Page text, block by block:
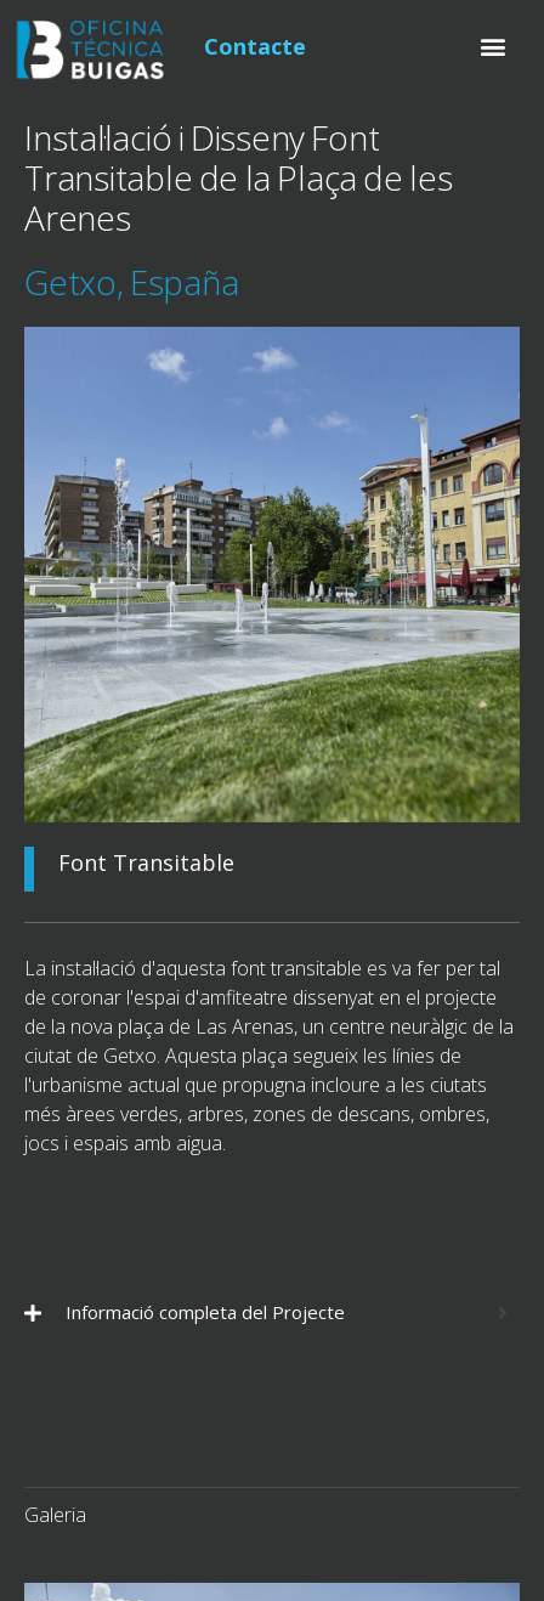
Contacte
Instal·lació i Disseny Font
Transitable de la Plaça de les
Arenes
Getxo, España
Font Transitable
La instal·lació d'aquesta font transitable es va fer per tal
de coronar l'espai d'amfiteatre dissenyat en el projecte
de la nova plaça de Las Arenas, un centre neuràlgic de la
ciutat de Getxo. Aquesta plaça segueix les línies de
l'urbanisme actual que propugna incloure a les ciutats
més àrees verdes, arbres, zones de descans, ombres,
jocs i espais amb aigua.
Informació completa del Projecte
Galeria